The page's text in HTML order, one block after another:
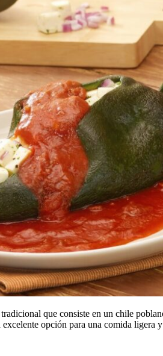
que consiste en un chile
opción para una comida ligera